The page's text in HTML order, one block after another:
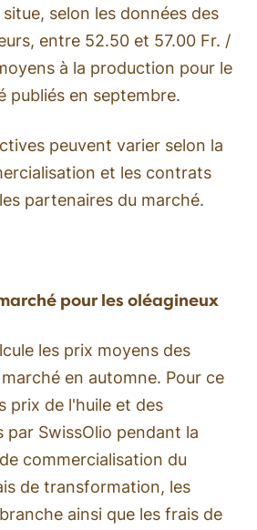
selon les données des
entre 52.50 et 57.00 Fr. /
à la production pour le
publiés en septembre.
peuvent varier selon la
et les contrats
partenaires du marché.
pour les oléagineux
les prix moyens des
en automne. Pour ce
prix de l'huile et des
SwissOlio pendant la
commercialisation du
de transformation, les
ainsi que les frais de